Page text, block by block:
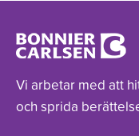
Vi arbetar med att
och sprida